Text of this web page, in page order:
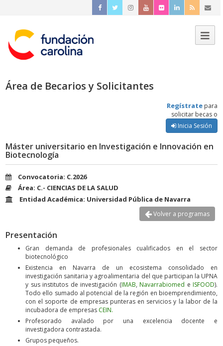
Área de Becarios y Solicitantes
Regístrate para
solicitar becas o
Inicia Sesión
Máster universitario en Investigación e Innovación en
Biotecnología
Convocatoria: C.2026
Área: C.- CIENCIAS DE LA SALUD
Entidad Académica: Universidad Pública de Navarra
Volver a programas
Presentación
Gran demanda de profesionalescualificados en el sector
biotecnológico
Existencia en Navarra de un ecosistema consolidado en
investigación sanitaria y agroalimentaria del que participan la UPNA
y sus institutos de investigación (IMAB, Navarrabiomed e ISFOOD).
Todo ello sumado al potencial de la región en bioemprendimiento,
con el soporte de empresas punteras en servicios y la labor de la
incubadora de empresas CEIN.
Profesorado avalado por una excelencia docente e
investigadora contrastada.
Grupos pequeños.